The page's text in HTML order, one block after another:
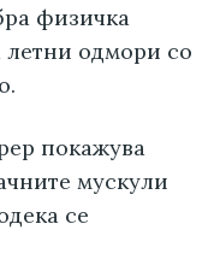
физичка
одмори со
покажува
мускули
се